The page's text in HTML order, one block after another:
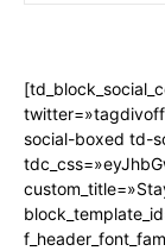
social-boxed td-